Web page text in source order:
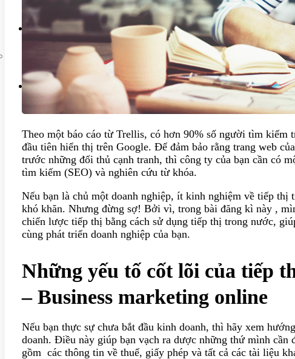
Liên hệ
Theo một báo cáo từ Trellis, có hơn 90% số người tìm kiếm
đầu tiên hiển thị trên Google. Để đảm bảo rằng trang web
trước những đối thủ cạnh tranh, thì công ty của bạn cần có
tìm kiếm (SEO) và nghiên cứu từ khóa.
Nếu bạn là chủ một doanh nghiệp, ít kinh nghiệm về tiếp thị
khó khăn. Nhưng đừng sợ! Bởi vì, trong bài đăng kì này ,
chiến lược tiếp thị bằng cách sử dụng tiếp thị trong nước,
cùng phát triển doanh nghiệp của bạn.
Những yếu tố cốt lõi của tiếp
– Business marketing online
Nếu bạn thực sự chưa bắt đầu kinh doanh, thì hãy xem
doanh. Điều này giúp bạn vạch ra dược những thứ mình cần
gồm các thông tin về thuế, giấy phép và tất cả các tài liệu